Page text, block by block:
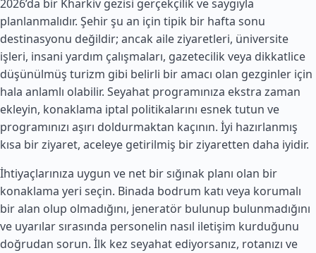
2026’da bir Kharkiv gezisi gerçekçilik ve saygıyla
planlanmalıdır. Şehir şu an için tipik bir hafta sonu
destinasyonu değildir; ancak aile ziyaretleri, üniversite
işleri, insani yardım çalışmaları, gazetecilik veya dikkatlice
düşünülmüş turizm gibi belirli bir amacı olan gezginler için
hala anlamlı olabilir. Seyahat programınıza ekstra zaman
ekleyin, konaklama iptal politikalarını esnek tutun ve
programınızı aşırı doldurmaktan kaçının. İyi hazırlanmış
kısa bir ziyaret, aceleye getirilmiş bir ziyaretten daha iyidir.
İhtiyaçlarınıza uygun ve net bir sığınak planı olan bir
konaklama yeri seçin. Binada bodrum katı veya korumalı
bir alan olup olmadığını, jeneratör bulunup bulunmadığını
ve uyarılar sırasında personelin nasıl iletişim kurduğunu
doğrudan sorun. İlk kez seyahat ediyorsanız, rotanızı ve